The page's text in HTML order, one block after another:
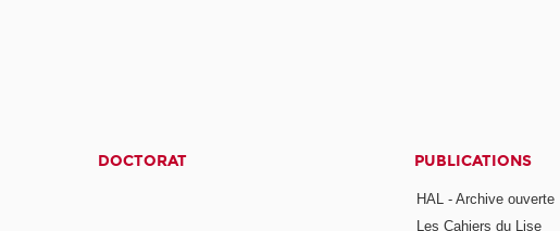
DOCTORAT PUBLICATIONS
HAL - Archive ouverte
Les Cahiers du Lise